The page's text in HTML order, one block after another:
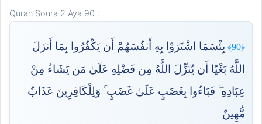
Quran Soura 2 Aya 90 :
﴿90﴾
بِئْسَمَا اشْتَرَوْا بِهِ أَنفُسَهُمْ أَن يَكْفُرُوا بِمَا أَنزَلَ
اللَّهُ بَغْيًا أَن يُنَزِّلَ اللَّهُ مِن فَضْلِهِ عَلَىٰ مَن يَشَاءُ مِنْ
عِبَادِهِ ۖ فَبَاءُوا بِغَضَبٍ عَلَىٰ غَضَبٍ ۚ وَلِلْكَافِرِينَ عَذَابٌ
مُّهِينٌ